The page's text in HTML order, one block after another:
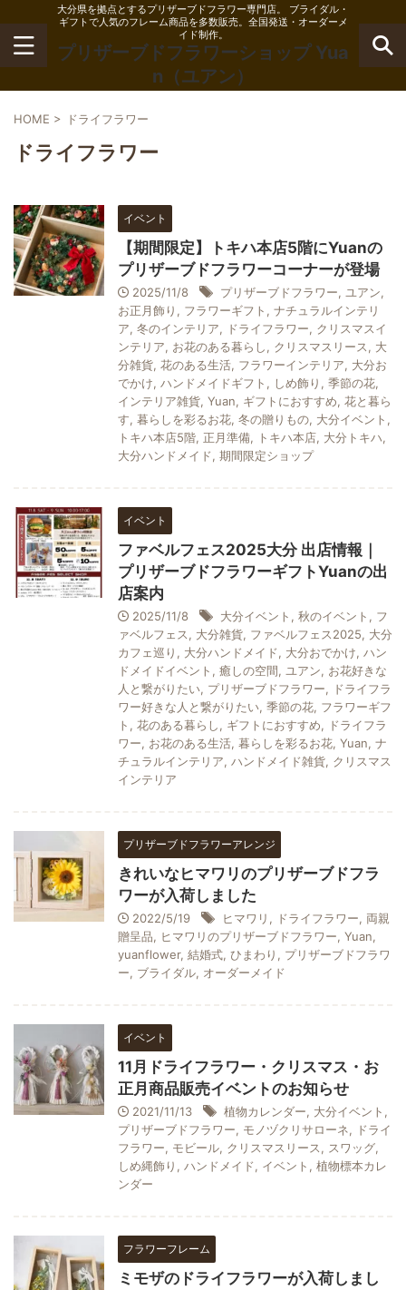
大分県を拠点とするプリザーブドフラワー専門店。 ブライダル・
ギフトで人気のフレーム商品を多数販売。全国発送・オーダーメ
イド制作。
プリザーブドフラワーショップ Yua
n（ユアン）
HOME > ドライフラワー
ドライフラワー
イベント
【期間限定】トキハ本店5階にYuanの
プリザーブドフラワーコーナーが登場
2025/11/8 プリザーブドフラワー, ユアン,
お正月飾り , フラワーギフト , ナチュラルインテリ
ア, 冬のインテリア, ドライフラワー, クリスマスイ
ンテリア, お花のある暮らし, クリスマスリース, 大
分雑貨, 花のある生活, フラワーインテリア, 大分お
でかけ, ハンドメイドギフト , しめ飾り , 季節の花,
インテリア雑貨, Yuan, ギフトにおすすめ, 花と暮ら
す, 暮らしを彩るお花, 冬の贈りもの, 大分イベント ,
トキハ本店5階, 正月準備, トキハ本店, 大分トキハ,
大分ハンドメイド, 期間限定ショップ
イベント
ファベルフェス2025大分 出店情報｜
プリザーブドフラワーギフトYuanの出
店案内
2025/11/8 大分イベント , 秋のイベント , フ
ァベルフェス, 大分雑貨, ファベルフェス2025, 大分
カフェ巡り , 大分ハンドメイド, 大分おでかけ, ハン
ドメイドイベント , 癒しの空間, ユアン, お花好きな
人と繋がりたい, プリザーブドフラワー, ドライフラ
ワー好きな人と繋がりたい, 季節の花, フラワーギフ
ト , 花のある暮らし, ギフトにおすすめ, ドライフラ
ワー, お花のある生活, 暮らしを彩るお花, Yuan, ナ
チュラルインテリア, ハンドメイド雑貨, クリスマス
インテリア
プリザーブドフラワーアレンジ
きれいなヒマワリのプリザーブドフラ
ワーが入荷しました
2022/5/19 ヒマワリ , ドライフラワー, 両親
贈呈品, ヒマワリのプリザーブドフラワー, Yuan,
yuanflower, 結婚式, ひまわり , プリザーブドフラワ
ー, ブライダル, オーダーメイド
イベント
11月ドライフラワー・クリスマス・お
正月商品販売イベントのお知らせ
2021/11/13 植物カレンダー, 大分イベント ,
プリザーブドフラワー, モノヅクリサローネ, ドライ
フラワー, モビール, クリスマスリース, スワッグ,
しめ縄飾り , ハンドメイド, イベント , 植物標本カレ
ンダー
フラワーフレーム
ミモザのドライフラワーが入荷しまし